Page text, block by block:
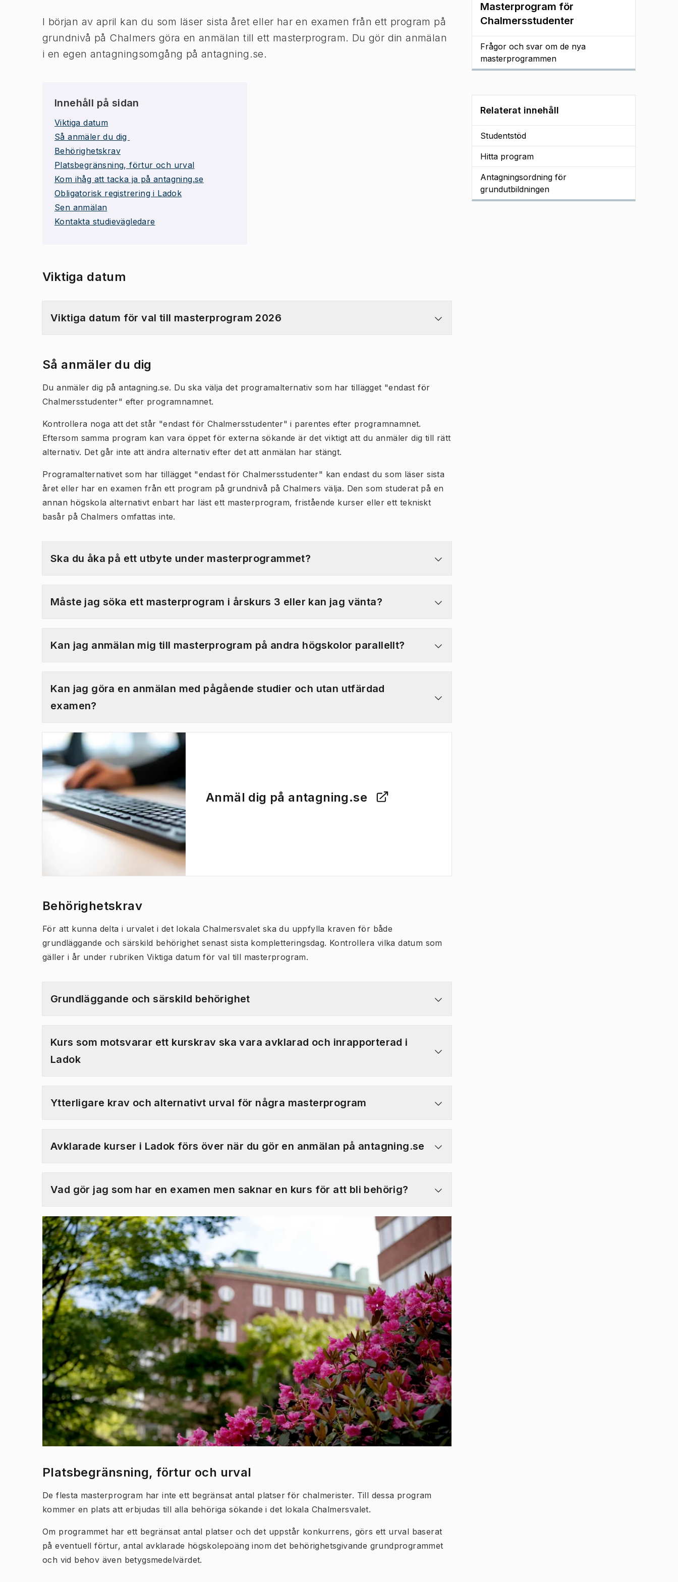
I början av april kan du som läser sista året eller har en examen från ett program på
grundnivå på Chalmers göra en anmälan till ett masterprogram. Du gör din anmälan
i en egen antagningsomgång på antagning.se.
Innehåll på sidan
Viktiga datum
Så anmäler du dig
Behörighetskrav
Platsbegränsning, förtur och urval
Kom ihåg att tacka ja på antagning.se
Obligatorisk registrering i Ladok
Sen anmälan
Kontakta studievägledare
Viktiga datum
Viktiga datum för val till masterprogram 2026
Så anmäler du dig
Du anmäler dig på antagning.se. Du ska välja det programalternativ som har tillägget "endast för
Chalmersstudenter" efter programnamnet.
Kontrollera noga att det står "endast för Chalmersstudenter" i parentes efter programnamnet.
Eftersom samma program kan vara öppet för externa sökande är det viktigt att du anmäler dig till rätt
alternativ. Det går inte att ändra alternativ efter det att anmälan har stängt.
Programalternativet som har tillägget "endast för Chalmersstudenter" kan endast du som läser sista
året eller har en examen från ett program på grundnivå på Chalmers välja. Den som studerat på en
annan högskola alternativt enbart har läst ett masterprogram, fristående kurser eller ett tekniskt
basår på Chalmers omfattas inte.
Ska du åka på ett utbyte under masterprogrammet?
Måste jag söka ett masterprogram i årskurs 3 eller kan jag vänta?
Kan jag anmälan mig till masterprogram på andra högskolor parallellt?
Kan jag göra en anmälan med pågående studier och utan utfärdad
examen?
Anmäl dig på antagning.se
(Öppnas i ny flik)
Behörighetskrav
För att kunna delta i urvalet i det lokala Chalmersvalet ska du uppfylla kraven för både
grundläggande och särskild behörighet senast sista kompletteringsdag. Kontrollera vilka datum som
gäller i år under rubriken Viktiga datum för val till masterprogram.
Grundläggande och särskild behörighet
Kurs som motsvarar ett kurskrav ska vara avklarad och inrapporterad i
Ladok
Ytterligare krav och alternativt urval för några masterprogram
Avklarade kurser i Ladok förs över när du gör en anmälan på antagning.se
Vad gör jag som har en examen men saknar en kurs för att bli behörig?
Platsbegränsning, förtur och urval
De flesta masterprogram har inte ett begränsat antal platser för chalmerister. Till dessa program
kommer en plats att erbjudas till alla behöriga sökande i det lokala Chalmersvalet.
Om programmet har ett begränsat antal platser och det uppstår konkurrens, görs ett urval baserat
på eventuell förtur, antal avklarade högskolepoäng inom det behörighetsgivande grundprogrammet
och vid behov även betygsmedelvärdet.
Masterprogram för
Chalmersstudenter
Frågor och svar om de nya
masterprogrammen
Relaterat innehåll
Studentstöd
Hitta program
Antagningsordning för
grundutbildningen